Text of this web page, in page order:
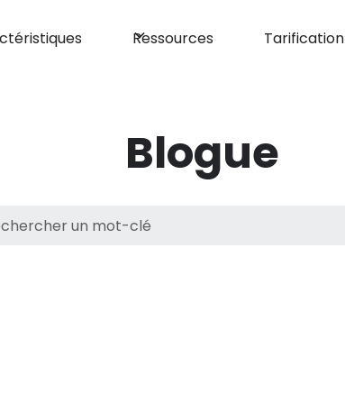
Ressources Tarification
Blogue